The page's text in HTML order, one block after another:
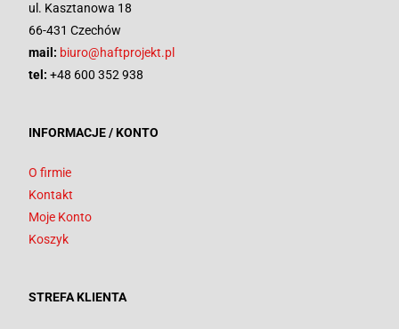
ul. Kasztanowa 18
66-431 Czechów
mail: biuro@haftprojekt.pl
tel: +48 600 352 938
INFORMACJE / KONTO
O firmie
Kontakt
Moje Konto
Koszyk
STREFA KLIENTA